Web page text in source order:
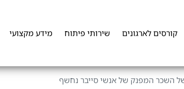
מידע מקצועי שירותי פיתוח קורסים לארגונים
השכר המפנק של אנשי סייבר נחשף